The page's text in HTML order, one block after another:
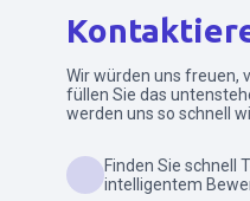
Wir würden uns freuen,
füllen Sie das
werden uns so schnell
Finden Sie schnell
intelligentem